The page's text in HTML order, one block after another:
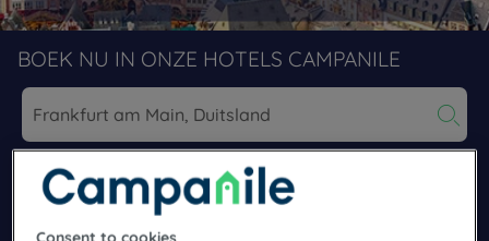
BOEK NU IN ONZE HOTELS CAMPANILE
Navigate forward to interact with the calendar and select a